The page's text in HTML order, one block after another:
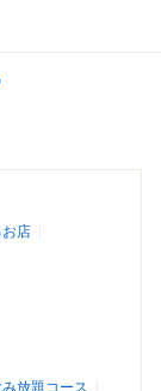
店
放題コース